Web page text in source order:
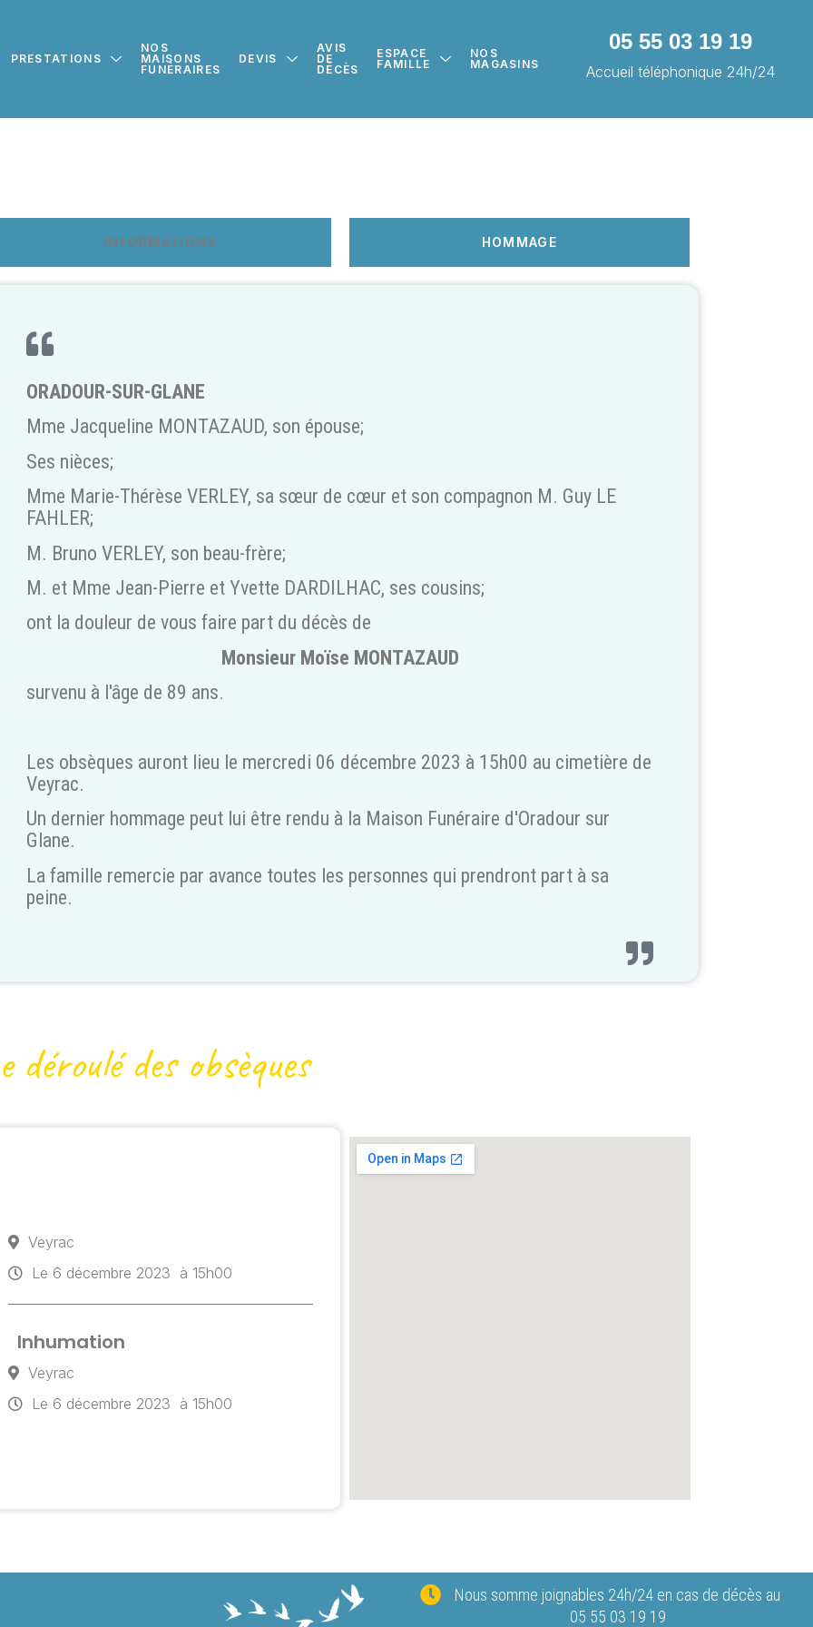
PRESTATIONS
NOS
MAISONS
FUNÉRAIRES
DEVIS
AVIS
DE
DÉCÈS
ESPACE
FAMILLE
NOS
MAGASINS
05 55 03 19 19
Accueil téléphonique 24h/24
INFORMATIONS HOMMAGE
ORADOUR-SUR-GLANE
Mme Jacqueline MONTAZAUD, son épouse;
Ses nièces;
Mme Marie-Thérèse VERLEY, sa sœur de cœur et son compagnon M. Guy LE
FAHLER;
M. Bruno VERLEY, son beau-frère;
M. et Mme Jean-Pierre et Yvette DARDILHAC, ses cousins;
ont la douleur de vous faire part du décès de
Monsieur Moïse MONTAZAUD
survenu à l'âge de 89 ans.
Les obsèques auront lieu le mercredi 06 décembre 2023 à 15h00 au cimetière de
Veyrac.
Un dernier hommage peut lui être rendu à la Maison Funéraire d'Oradour sur
Glane.
La famille remercie par avance toutes les personnes qui prendront part à sa
peine.
déroulé des obsèques
Veyrac
Le 6 décembre 2023 à 15h00
Inhumation
Veyrac
Le 6 décembre 2023 à 15h00
Nous somme joignables 24h/24 en cas de décès au
05 55 03 19 19